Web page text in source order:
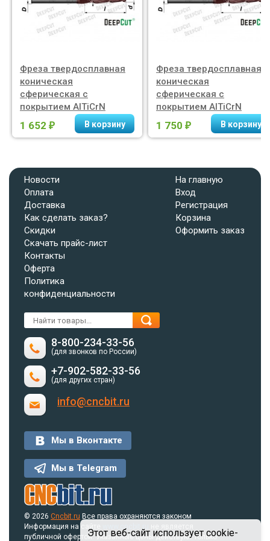
Этот веб-сайт использует cookie-
Фреза твердосплавная
коническая
сферическая с
покрытием AlTiCrN
R0,25X15X3,175DX50
1 652 ₽
Фреза твердосплавная
коническая
сферическая с
покрытием AlTiCrN
R0,1X17X3,175DX50
1 750 ₽
Новости
Оплата
Доставка
Как сделать заказ?
Скидки
Скачать прайс-лист
Контакты
Оферта
Политика
конфиденциальности
На главную
Вход
Регистрация
Корзина
Оформить заказ
8-800-234-33-56
(для звонков по России)
+7-902-582-33-56
(для других стран)
info@cncbit.ru
Мы в Вконтакте
Мы в Telegram
© 2026 Cncbit.ru Все права охраняются законом
Информация на сайте
www.cncbit.ru
публичной офертой. Указанные цены действуют только